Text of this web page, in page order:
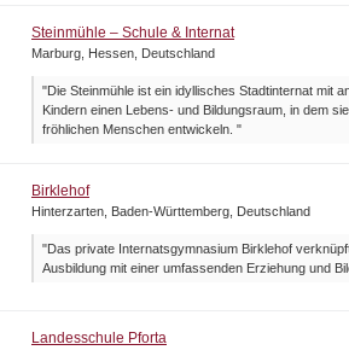
Steinmühle – Schule & Internat
Marburg, Hessen, Deutschland
"Die Steinmühle ist ein idyllisches Stadtinternat mit
Kindern einen Lebens- und Bildungsraum, in dem
fröhlichen Menschen entwickeln. "
Birklehof
Hinterzarten, Baden-Württemberg, Deutschland
"Das private Internatsgymnasium Birklehof
Ausbildung mit einer umfassenden Erziehung und
Landesschule Pforta